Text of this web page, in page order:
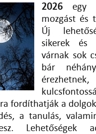
2026 egy
mozgást és
Új
sikerek és
várnak sok
bár
fordíthatják a
a tanulás,
Lehetőségek